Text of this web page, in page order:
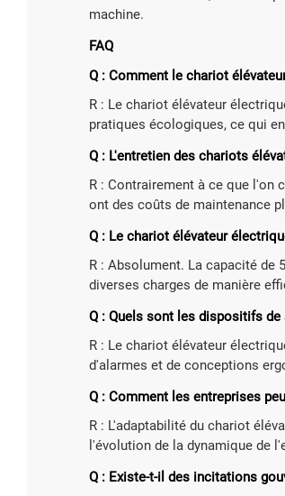
machine.
FAQ
Q : Comment le chariot
R : Le chariot élévateur
pratiques écologiques, ce qui
Q : L'entretien des chariots
R : Contrairement à ce que l'on
ont des coûts de maintenance
Q : Le chariot élévateur
R : Absolument. La capacité de
diverses charges de manière
Q : Quels sont les dispositifs
R : Le chariot élévateur
d'alarmes et de conceptions
Q : Comment les entreprises
R : L'adaptabilité du chariot
l'évolution de la dynamique de
Q : Existe-t-il des incitations